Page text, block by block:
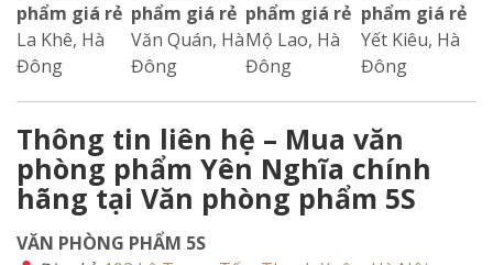
phẩm giá rẻ phẩm giá rẻ phẩm giá rẻ phẩm giá rẻ
La Khê, Hà
Đông
Văn Quán, Hà
Đông
Mộ Lao, Hà
Đông
Yết Kiêu, Hà
Đông
Thông tin liên hệ – Mua văn
phòng phẩm Yên Nghĩa chính
hãng tại Văn phòng phẩm 5S
VĂN PHÒNG PHẨM 5S